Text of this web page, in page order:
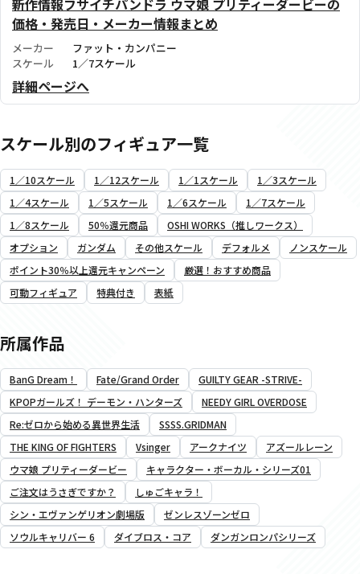
新作情報フサイチパンドラ ウマ娘 プリティーダービーの
価格・発売日・メーカー情報まとめ
メーカー
ファット・カンパニー
スケール
1／7スケール
詳細ページへ
スケール別のフィギュア一覧
1／10スケール 1／12スケール 1／1スケール
1／3スケール
1／4スケール
1／5スケール 1／6スケール
1／7スケール
1／8スケール
50％還元商品
OSHI WORKS（推しワークス）
オプション
ガンダム その他スケール デフォルメ
ノンスケール
ポイント30％以上還元キャンペーン
厳選！おすすめ商品
可動フィギュア
特典付き 表紙
所属作品
BanG Dream！ Fate/Grand Order
GUILTY GEAR -STRIVE-
KPOPガールズ！ デーモン・ハンターズ
NEEDY GIRL OVERDOSE
Re:ゼロから始める異世界生活
SSSS.GRIDMAN
THE KING OF FIGHTERS
Vsinger アークナイツ
アズールレーン
ウマ娘 プリティーダービー
キャラクター・ボーカル・シリーズ01
ご注文はうさぎですか？
しゅごキャラ！
シン・エヴァンゲリオン劇場版
ゼンレスゾーンゼロ
ソウルキャリバー 6
ダイブロス・コア ダンガンロンパシリーズ